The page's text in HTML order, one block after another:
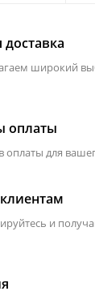
доставка
широкий
оплаты
оплаты для
и